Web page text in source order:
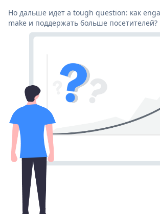
Но дальше идет a tough question: как
make и поддержать больше посетителей?